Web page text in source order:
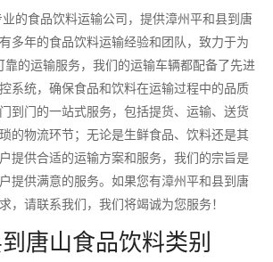
的食品饮料运输公司，提供漳州平和县到唐
多年的食品饮料运输经验和团队，致力于为
的运输服务，我们的运输车辆都配备了先进
系统，确保食品和饮料在运输过程中的品质
到门的一站式服务，包括提货、运输、送货
的物流环节；无论是生鲜食品、饮料还是其
提供合适的运输方案和服务，我们的宗旨是
提供满意的服务。如果您有漳州平和县到唐
，请联系我们，我们将竭诚为您服务！
唐山食品饮料类别